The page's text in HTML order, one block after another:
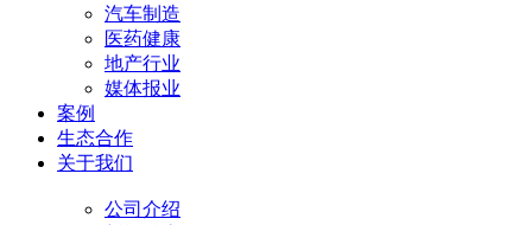
汽车制造
医药健康
地产行业
媒体报业
案例
生态合作
关于我们
公司介绍